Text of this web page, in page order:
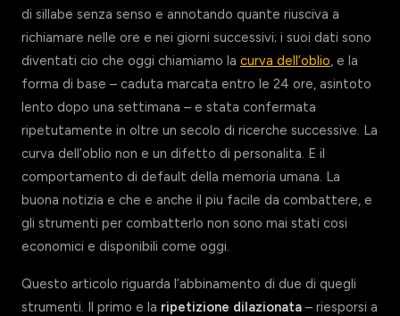
di sillabe senza senso e annotando quante riusciva a
richiamare nelle ore e nei giorni successivi; i suoi dati sono
diventati cio che oggi chiamiamo la curva dell’oblio, e la
forma di base – caduta marcata entro le 24 ore, asintoto
lento dopo una settimana – e stata confermata
ripetutamente in oltre un secolo di ricerche successive. La
curva dell’oblio non e un difetto di personalita. E il
comportamento di default della memoria umana. La
buona notizia e che e anche il piu facile da combattere, e
gli strumenti per combatterlo non sono mai stati cosi
economici e disponibili come oggi.
Questo articolo riguarda l’abbinamento di due di quegli
strumenti. Il primo e la ripetizione dilazionata – riesporsi a